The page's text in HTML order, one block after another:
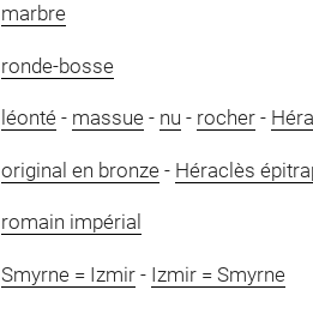
marbre
ronde-bosse
léonté- massue- nu - rocher-
original en bronze- Héraclès
romain impérial
Smyrne = Izmir- Izmir = Smyrne